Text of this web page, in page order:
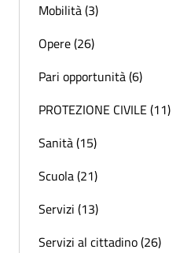
Mobilità (3)
Opere (26)
Pari opportunità (6)
PROTEZIONE CIVILE (11)
Sanità (15)
Scuola (21)
Servizi (13)
Servizi al cittadino (26)